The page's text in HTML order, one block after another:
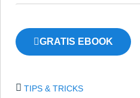
GRATIS EBOOK
TIPS & TRICKS